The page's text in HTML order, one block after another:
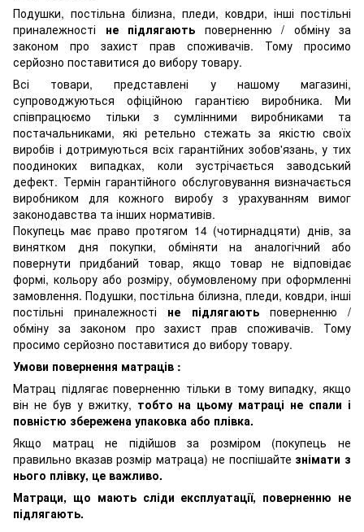
Подушки, постільна білизна, пледи, ковдри, інші постільні
приналежності не підлягають поверненню / обміну за
законом про захист прав споживачів. Тому просимо
серйозно поставитися до вибору товару.
Всі товари, представлені у нашому магазині,
супроводжуються офіційною гарантією виробника. Ми
співпрацюємо тільки з сумлінними виробниками та
постачальниками, які ретельно стежать за якістю своїх
виробів і дотримуються всіх гарантійних зобов'язань, у тих
поодиноких випадках, коли зустрічається заводський
дефект. Термін гарантійного обслуговування визначається
виробником для кожного виробу з урахуванням вимог
законодавства та інших нормативів.
Покупець має право протягом 14 (чотирнадцяти) днів, за
винятком дня покупки, обміняти на аналогічний або
повернути придбаний товар, якщо товар не відповідає
формі, кольору або розміру, обумовленому при оформленні
замовлення. Подушки, постільна білизна, пледи, ковдри, інші
постільні приналежності не підлягаютьповерненню /
обміну за законом про захист прав споживачів. Тому
просимо серйозно поставитися до вибору товару.
Умови повернення матраців :
Матрац підлягає поверненню тільки в тому випадку, якщо
він не був у вжитку, тобто на цьому матраці не спали і
повністю збережена упаковка або плівка.
Якщо матрац не підійшов за розміром (покупець не
правильно вказав розмір матраца) не поспішайте знімати з
нього плівку, це важливо.
Матраци, що мають сліди експлуатації, поверненню не
підлягають.